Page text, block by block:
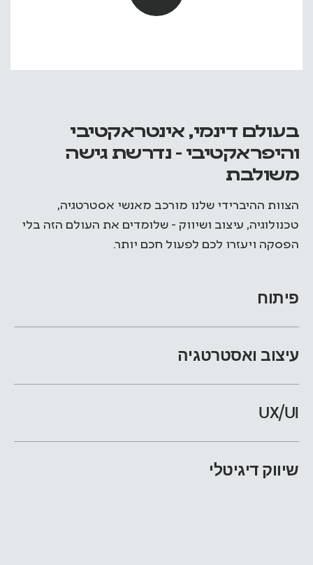
בעולם דינמי, אינטראקטיבי
והיפראקטיבי - נדרשת גישה
משולבת
הצוות ההיברידי שלנו מורכב מאנשי אסטרטגיה,
טכנולוגיה, עיצוב ושיווק - שלומדים את העולם הזה בלי
הפסקה ויעזרו לכם לפעול חכם יותר.
פיתוח
עיצוב ואסטרטגיה
UX/UI
שיווק דיגיטלי